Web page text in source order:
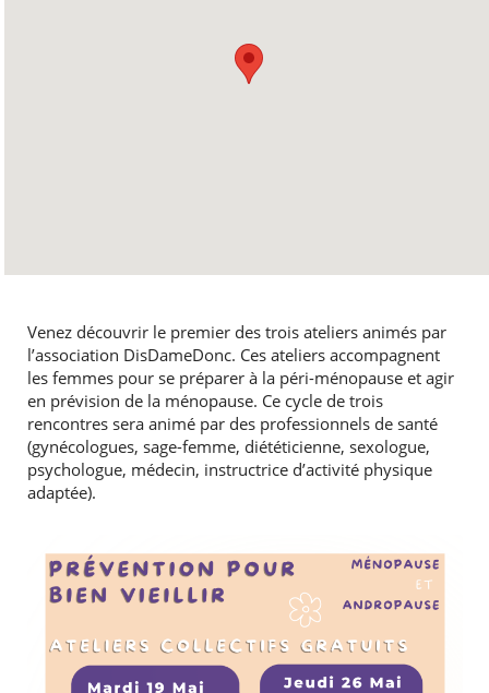
Venez découvrir le premier des trois ateliers animés par
l’association DisDameDonc. Ces ateliers accompagnent
les femmes pour se préparer à la péri-ménopause et agir
en prévision de la ménopause. Ce cycle de trois
rencontres sera animé par des professionnels de santé
(gynécologues, sage-femme, diététicienne, sexologue,
psychologue, médecin, instructrice d’activité physique
adaptée).